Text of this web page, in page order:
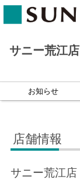
ホーム
サニー荒江店
お知らせ
店舗情報
サニー荒江店